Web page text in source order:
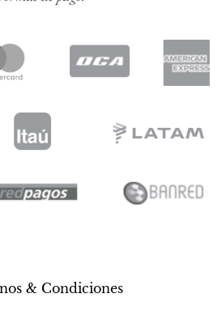
& Condiciones